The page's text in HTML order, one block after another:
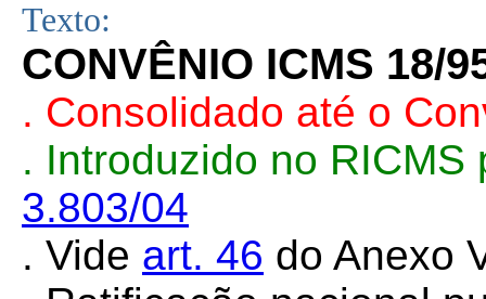
Texto:
CONVÊNIO ICMS 18/
. Consolidado até o
. Introduzido no
3.803/04
. Vide art. 46 do Anexo